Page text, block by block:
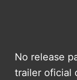
No release
trailer oficial